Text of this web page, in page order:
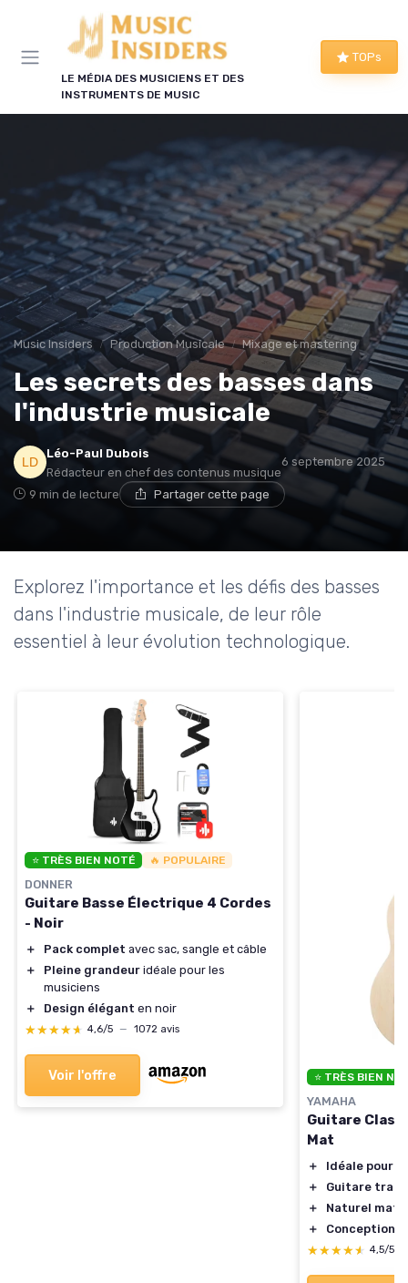
LE MÉDIA DES MUSICIENS ET DES
INSTRUMENTS DE MUSIC
TOPs
Music Insiders Production Musicale Mixage et mastering
Les secrets des basses dans
l'industrie musicale
Léo-Paul Dubois
Rédacteur en chef des contenus musique
6 septembre 2025
9 min de lecture Partager cette page
Explorez l'importance et les défis des basses
dans l'industrie musicale, de leur rôle
essentiel à leur évolution technologique.
⭐ TRÈS BIEN NOTÉ 🔥 POPULAIRE
DONNER
Guitare Basse Électrique 4 Cordes
- Noir
＋ Pack complet avec sac, sangle et câble
＋
Pleine grandeur idéale pour les
musiciens
＋
Design élégant en noir
★★★★★
★★★★★ 4,6/5 — 1072 avis
Voir l'offre ⭐ TRÈS BIEN
YAMAHA
Guitare
Mat
＋
Idéale pour
＋
Guitare
＋
Naturel mat
＋
Conception
★★★★★
★★★★★ 4,5/5
Panneau de gestion des cookies